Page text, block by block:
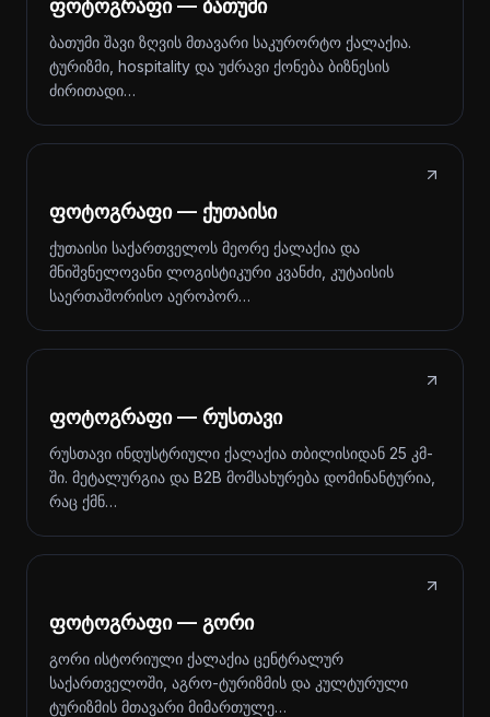
ფოტოგრაფი — ბათუმი
ბათუმი შავი ზღვის მთავარი საკურორტო ქალაქია.
ტურიზმი, hospitality და უძრავი ქონება ბიზნესის
ძირითადი…
ფოტოგრაფი — ქუთაისი
ქუთაისი საქართველოს მეორე ქალაქია და
მნიშვნელოვანი ლოგისტიკური კვანძი, კუტაისის
საერთაშორისო აეროპორ…
ფოტოგრაფი — რუსთავი
რუსთავი ინდუსტრიული ქალაქია თბილისიდან 25 კმ-
ში. მეტალურგია და B2B მომსახურება დომინანტურია,
რაც ქმნ…
ფოტოგრაფი — გორი
გორი ისტორიული ქალაქია ცენტრალურ
საქართველოში, აგრო-ტურიზმის და კულტურული
ტურიზმის მთავარი მიმართულე…